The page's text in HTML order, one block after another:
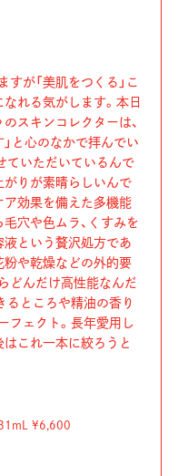
が「美肌をつくる」こ
れる気がします。本日
のスキンコレクターは、
と心のなかで拝んでい
ていただいているんで
がりが素晴らしいんで
ア効果を備えた多機能
穴や色ムラ、くすみを
液という贅沢処方であ
粉や乾燥などの外的要
どんだけ高性能なんだ
るところや精油の香り
フェクト。長年愛用し
はこれ一本に絞ろうと
31mL ¥6,600